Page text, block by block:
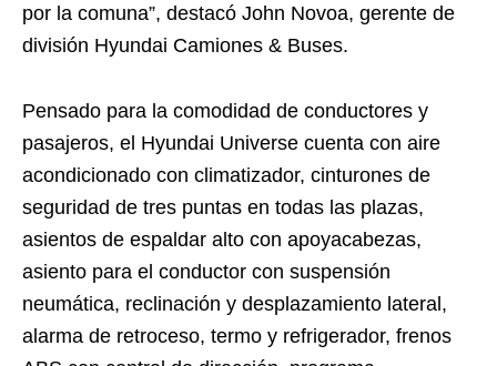
por la comuna”, destacó John Novoa, gerente de
división Hyundai Camiones & Buses.
Pensado para la comodidad de conductores y
pasajeros, el Hyundai Universe cuenta con aire
acondicionado con climatizador, cinturones de
seguridad de tres puntas en todas las plazas,
asientos de espaldar alto con apoyacabezas,
asiento para el conductor con suspensión
neumática, reclinación y desplazamiento lateral,
alarma de retroceso, termo y refrigerador, frenos